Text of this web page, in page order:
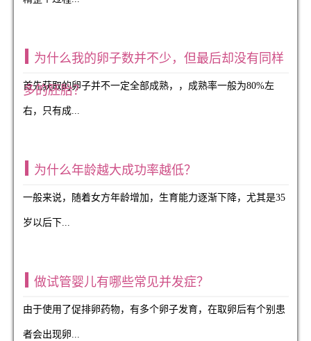
为什么我的卵子数并不少，但最后却没有同样
多的胚胎？
首先获取的卵子并不一定全部成熟，，成熟率一般为80%左
右，只有成...
为什么年龄越大成功率越低？
一般来说，随着女方年龄增加，生育能力逐渐下降，尤其是35
岁以后下...
做试管婴儿有哪些常见并发症？
由于使用了促排卵药物，有多个卵子发育，在取卵后有个别患
者会出现卵...